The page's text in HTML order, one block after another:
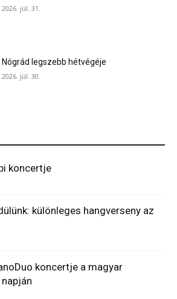
2026. júl. 31.
Nógrád legszebb hétvégéje
2026. júl. 30.
koncertje
különleges hangverseny az
koncertje a magyar